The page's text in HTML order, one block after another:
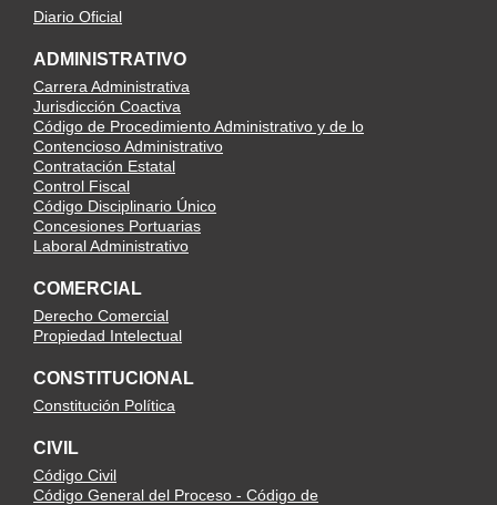
Diario Oficial
ADMINISTRATIVO
Carrera Administrativa
Jurisdicción Coactiva
Código de Procedimiento Administrativo y de lo
Contencioso Administrativo
Contratación Estatal
Control Fiscal
Código Disciplinario Único
Concesiones Portuarias
Laboral Administrativo
COMERCIAL
Derecho Comercial
Propiedad Intelectual
CONSTITUCIONAL
Constitución Política
CIVIL
Código Civil
Código General del Proceso - Código de